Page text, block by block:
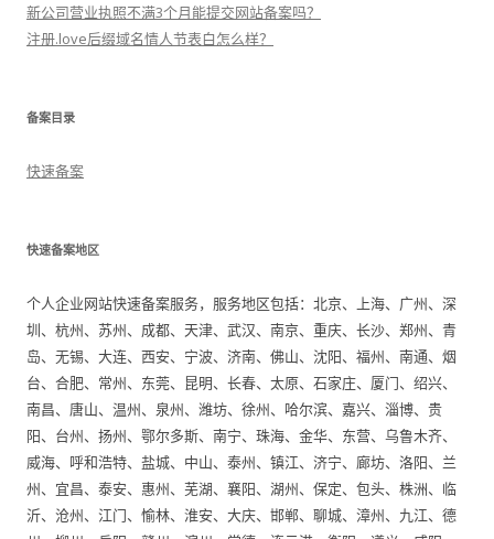
新公司营业执照不满3个月能提交网站备案吗？
注册.love后缀域名情人节表白怎么样？
备案目录
快速备案
快速备案地区
个人企业网站快速备案服务，服务地区包括：北京、上海、广州、深
圳、杭州、苏州、成都、天津、武汉、南京、重庆、长沙、郑州、青
岛、无锡、大连、西安、宁波、济南、佛山、沈阳、福州、南通、烟
台、合肥、常州、东莞、昆明、长春、太原、石家庄、厦门、绍兴、
南昌、唐山、温州、泉州、潍坊、徐州、哈尔滨、嘉兴、淄博、贵
阳、台州、扬州、鄂尔多斯、南宁、珠海、金华、东营、乌鲁木齐、
威海、呼和浩特、盐城、中山、泰州、镇江、济宁、廊坊、洛阳、兰
州、宜昌、泰安、惠州、芜湖、襄阳、湖州、保定、包头、株洲、临
沂、沧州、江门、愉林、淮安、大庆、邯郸、聊城、漳州、九江、德